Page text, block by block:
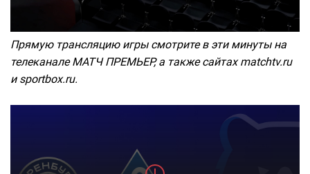
Прямую трансляцию игры смотрите в эти минуты на
телеканале МАТЧ ПРЕМЬЕР, а также сайтах matchtv.ru
и sportbox.ru.